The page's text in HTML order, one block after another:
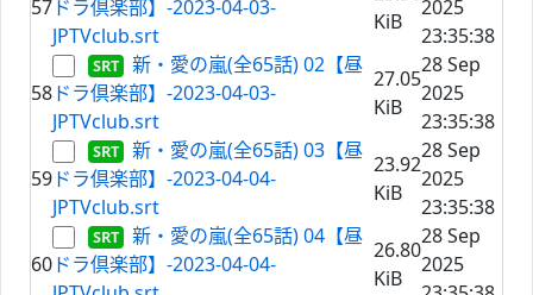
57ドラ倶楽部】-2023-04-03-
JPTVclub.srt
KiB
2025
23:35:38
58
新・愛の嵐(全65話) 02【昼
ドラ倶楽部】-2023-04-03-
JPTVclub.srt
27.05
KiB
28 Sep
2025
23:35:38
59
新・愛の嵐(全65話) 03【昼
ドラ倶楽部】-2023-04-04-
JPTVclub.srt
23.92
KiB
28 Sep
2025
23:35:38
60
新・愛の嵐(全65話) 04【昼
ドラ倶楽部】-2023-04-04-
26.80
KiB
28 Sep
2025